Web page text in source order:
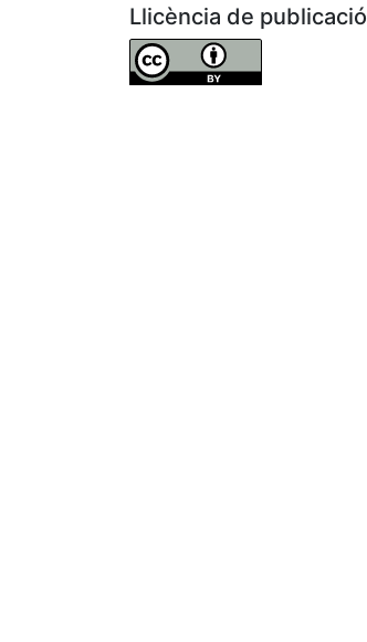
Llicència de publicació